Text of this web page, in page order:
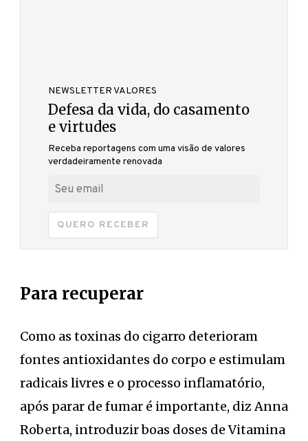
NEWSLETTER VALORES
Defesa da vida, do casamento
e virtudes
Receba reportagens com uma visão de valores
verdadeiramente renovada
QUERO RECEBER
Para recuperar
Como as toxinas do cigarro deterioram
fontes antioxidantes do corpo e estimulam
radicais livres e o processo inflamatório,
após parar de fumar é importante, diz Anna
Roberta, introduzir boas doses de Vitamina